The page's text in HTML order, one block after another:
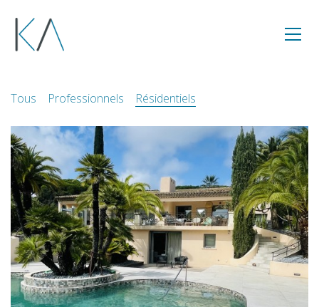
Tous Professionnels Résidentiels